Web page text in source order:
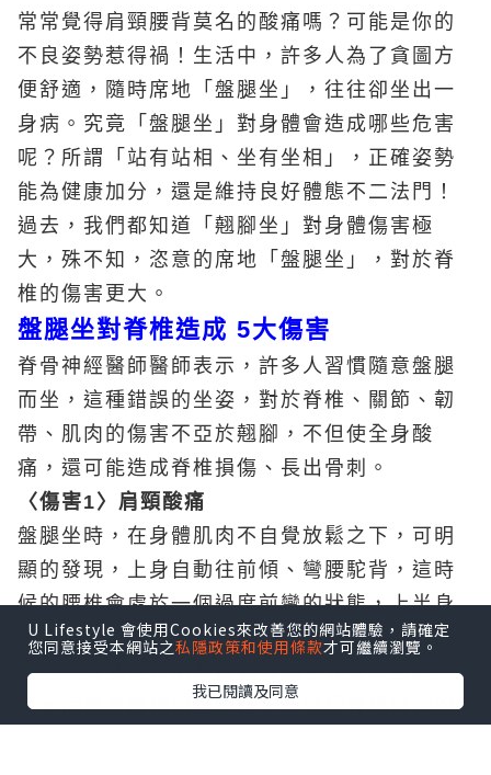
U Lifestyle 會使用Cookies來改善您的網站體驗，請確定
您同意接受本網站之私隱政策和使用條款才可繼續瀏覽。
我已閱讀及同意
常常覺得肩頸腰背莫名的酸痛嗎？可能是你的
不良姿勢惹得禍！生活中，許多人為了貪圖方
便舒適，隨時席地「盤腿坐」，往往卻坐出一
身病。究竟「盤腿坐」對身體會造成哪些危害
呢？所謂「站有站相、坐有坐相」，正確姿勢
能為健康加分，還是維持良好體態不二法門！
過去，我們都知道「翹腳坐」對身體傷害極
大，殊不知，恣意的席地「盤腿坐」，對於脊
椎的傷害更大。
盤腿坐對脊椎造成 5大傷害
脊骨神經醫師醫師表示，許多人習慣隨意盤腿
而坐，這種錯誤的坐姿，對於脊椎、關節、韌
帶、肌肉的傷害不亞於翹腳，不但使全身酸
痛，還可能造成脊椎損傷、長出骨刺。
〈傷害1〉肩頸酸痛
盤腿坐時，在身體肌肉不自覺放鬆之下，可明
顯的發現，上身自動往前傾、彎腰駝背，這時
候的腰椎會處於一個過度前彎的狀態，上半身
的力量都依靠著後背的肌肉及脊椎支撐，久而
久之，會使後背肌群疲累緊繃，導致肩頸酸
痛。而席地盤腿而坐的話，則會讓脊椎尾端的